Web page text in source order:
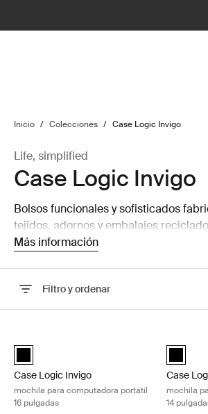
Inicio / Colecciones / Case Logic Invigo
Life, simplified
Case Logic Invigo
Bolsos funcionales y sofisticados
tejidos, adornos y embalajes
con el lugar de trabajo y el medio
Más información
Filtro y ordenar
Case Logic Invigo backpack 16" Negro
Case Logic Invigo
mochila para computadora portátil
16 pulgadas
Case
Case
mochila
14